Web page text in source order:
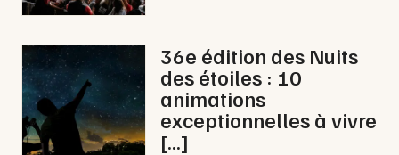
Artistes en tournée
Actualités
Magazine
36e édition des Nuits
des étoiles : 10
animations
exceptionnelles à vivre
[…]